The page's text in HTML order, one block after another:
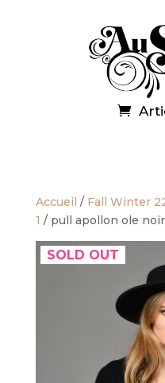
Accueil / Fall Winter
1 / pull apollon ole noir
SOLD OUT